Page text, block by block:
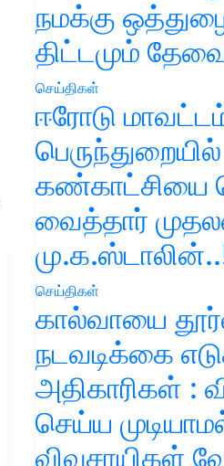
நமக்கு
திட்டமும்
செய்திகள்
ஈரோடு
கண்காட்சியை
வைத்தார்
செய்திகள்
கால்வாயை
நடவடிக்கை
அதிகாரிகள் :
செய்ய
விவசாயிகள்